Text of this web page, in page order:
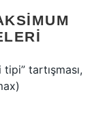
tartışması,